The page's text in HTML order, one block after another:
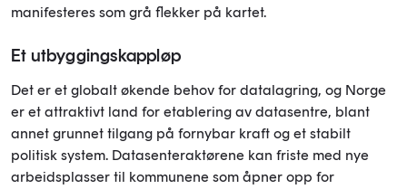
manifesteres som grå flekker på kartet.
Et utbyggingskappløp
Det er et globalt økende behov for datalagring, og Norge
er et attraktivt land for etablering av datasentre, blant
annet grunnet tilgang på fornybar kraft og et stabilt
politisk system. Datasenteraktørene kan friste med nye
arbeidsplasser til kommunene som åpner opp for